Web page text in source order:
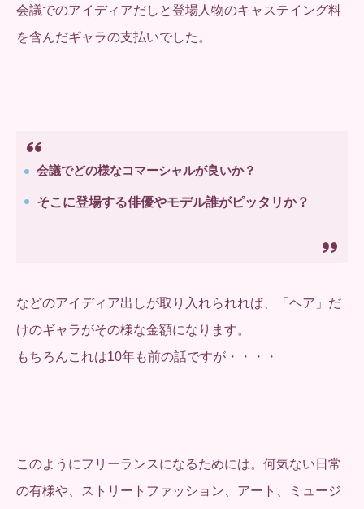
会議でのアイディアだしと登場人物のキャステイング料
を含んだギャラの支払いでした。
会議でどの様なコマーシャルが良いか？
そこに登場する俳優やモデル誰がピッタリか？
などのアイディア出しが取り入れられれば、「ヘア」だ
けのギャラがその様な金額になります。
もちろんこれは10年も前の話ですが・・・・
このようにフリーランスになるためには。何気ない日常
の有様や、ストリートファッション、アート、ミュージ